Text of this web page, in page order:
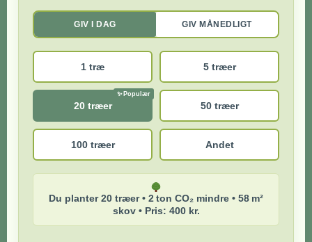
GIV I DAG GIV MÅNEDLIGT
1 træ 5 træer
20 træer 50 træer
100 træer Andet
Du planter 20 træer • 2 ton CO₂ mindre • 58 m²
skov • Pris: 400 kr.